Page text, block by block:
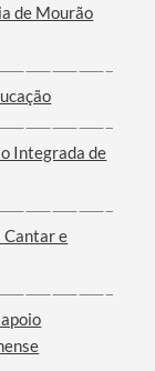
de Mourão
Integrada de
Cantar e